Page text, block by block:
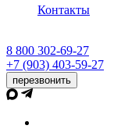
Контакты
8 800 302-69-27
+7 (903) 403-59-27
перезвонить